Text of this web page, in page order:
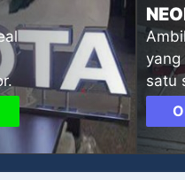
yang
satu